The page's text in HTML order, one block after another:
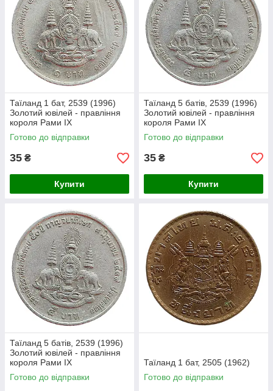
Таїланд 1 бат, 2539 (1996)
Золотий ювілей - правління
короля Рами IX
Готово до відправки
35 ₴
Купити
Таїланд 5 батів, 2539 (1996)
Золотий ювілей - правління
короля Рами IX
Готово до відправки
35 ₴
Купити
Таїланд 5 батів, 2539 (1996)
Золотий ювілей - правління
короля Рами IX
Готово до відправки
Таїланд 1 бат, 2505 (1962)
Готово до відправки